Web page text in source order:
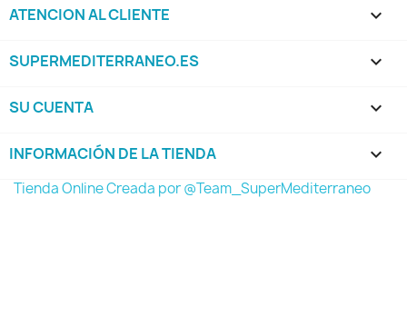
ATENCION AL CLIENTE 
SUPERMEDITERRANEO.ES 
SU CUENTA 
INFORMACIÓN DE LA TIENDA keyboard_arrow_down
Tienda Online Creada por @Team_SuperMediterraneo